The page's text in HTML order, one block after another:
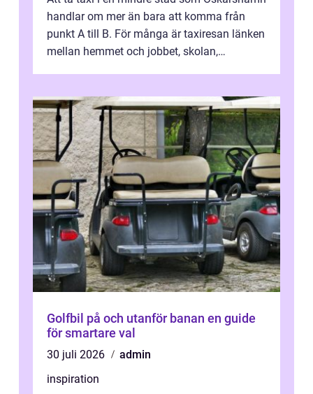
handlar om mer än bara att komma från
punkt A till B. För många är taxiresan länken
mellan hemmet och jobbet, skolan,
Golfbil på och utanför banan en guide
för smartare val
30 juli 2026
admin
inspiration